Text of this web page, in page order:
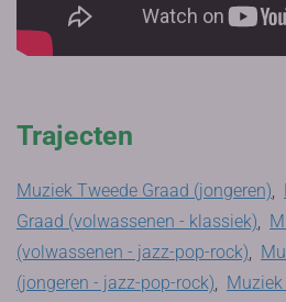
Trajecten
Muziek Tweede Graad (jongeren),
Graad (volwassenen - klassiek),
(volwassenen - jazz-pop-rock),
(jongeren - jazz-pop-rock), Muziek